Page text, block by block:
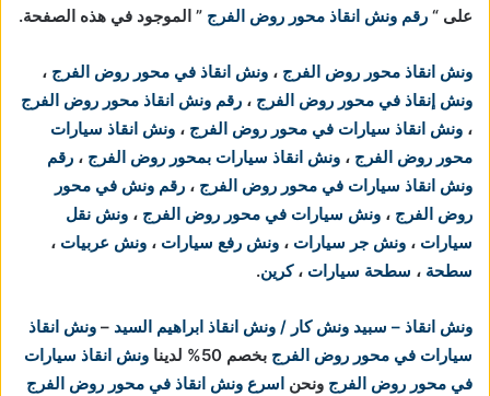
على “ رقم ونش انقاذ محور روض الفرج ” الموجود في هذه الصفحة.
ونش انقاذ محور روض الفرج ، ونش انقاذ في محور روض الفرج ،
ونش إنقاذ في محور روض الفرج ، رقم ونش انقاذ محور روض الفرج
، ونش انقاذ سيارات في محور روض الفرج ، ونش انقاذ سيارات
محور روض الفرج ، ونش انقاذ سيارات بمحور روض الفرج ، رقم
ونش انقاذ سيارات في محور روض الفرج ، رقم ونش في محور
روض الفرج ، ونش سيارات في محور روض الفرج ، ونش نقل
سيارات ، ونش جر سيارات ، ونش رفع سيارات ، ونش عربيات ،
سطحة ، سطحة سيارات ،كرين.
ونش انقاذ – سبيد ونش كار / ونش انقاذ ابراهيم السيد – ونش انقاذ
سيارات في محور روض الفرج بخصم 50% لدينا
ونش انقاذ سيارات
في محور روض الفرج ونحن اسرع ونش انقاذ في محور روض الفرج